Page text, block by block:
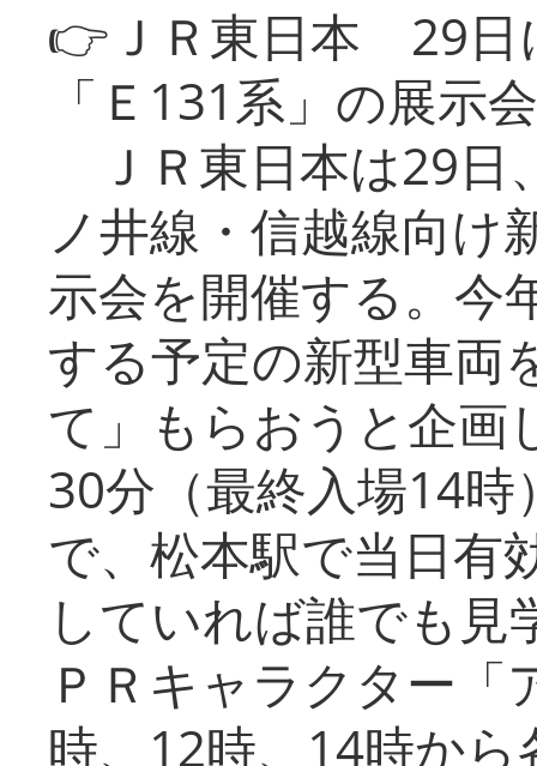
👉ＪＲ東日本 29日
「Ｅ131系」の展示会
ＪＲ東日本は29日
ノ井線・信越線向け
示会を開催する。今
する予定の新型車両
て」もらおうと企画
30分（最終入場14
で、松本駅で当日有
していれば誰でも
ＰＲキャラクター
時、12時、14時か